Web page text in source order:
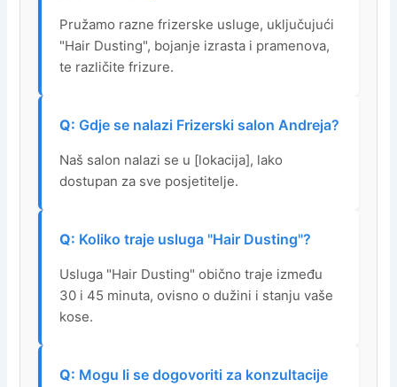
Pružamo razne frizerske usluge, uključujući
"Hair Dusting", bojanje izrasta i pramenova,
te različite frizure.
Gdje se nalazi Frizerski salon Andreja?
Naš salon nalazi se u [lokacija], lako
dostupan za sve posjetitelje.
Koliko traje usluga "Hair Dusting"?
Usluga "Hair Dusting" obično traje između
30 i 45 minuta, ovisno o dužini i stanju vaše
kose.
Mogu li se dogovoriti za konzultacije